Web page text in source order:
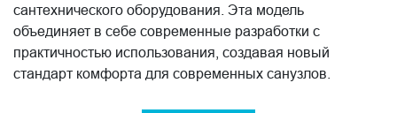
сантехнического оборудования. Эта модель
объединяет в себе современные разработки с
практичностью использования, создавая новый
стандарт комфорта для современных санузлов.
Технологии чистоты и комфорта